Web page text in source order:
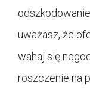
uważasz, że
wahaj się
roszczenie na